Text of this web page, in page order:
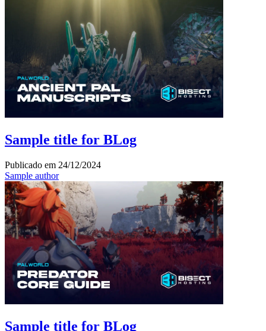
Sample title for BLog
Publicado em 24/12/2024
Sample author
Sample title for BLog